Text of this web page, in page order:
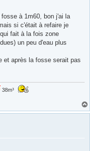
à 1m60, bon j'ai la
si c'était à refaire je
fait à la fois zone
un peu d'eau plus
et après la fosse serait pas
38m³